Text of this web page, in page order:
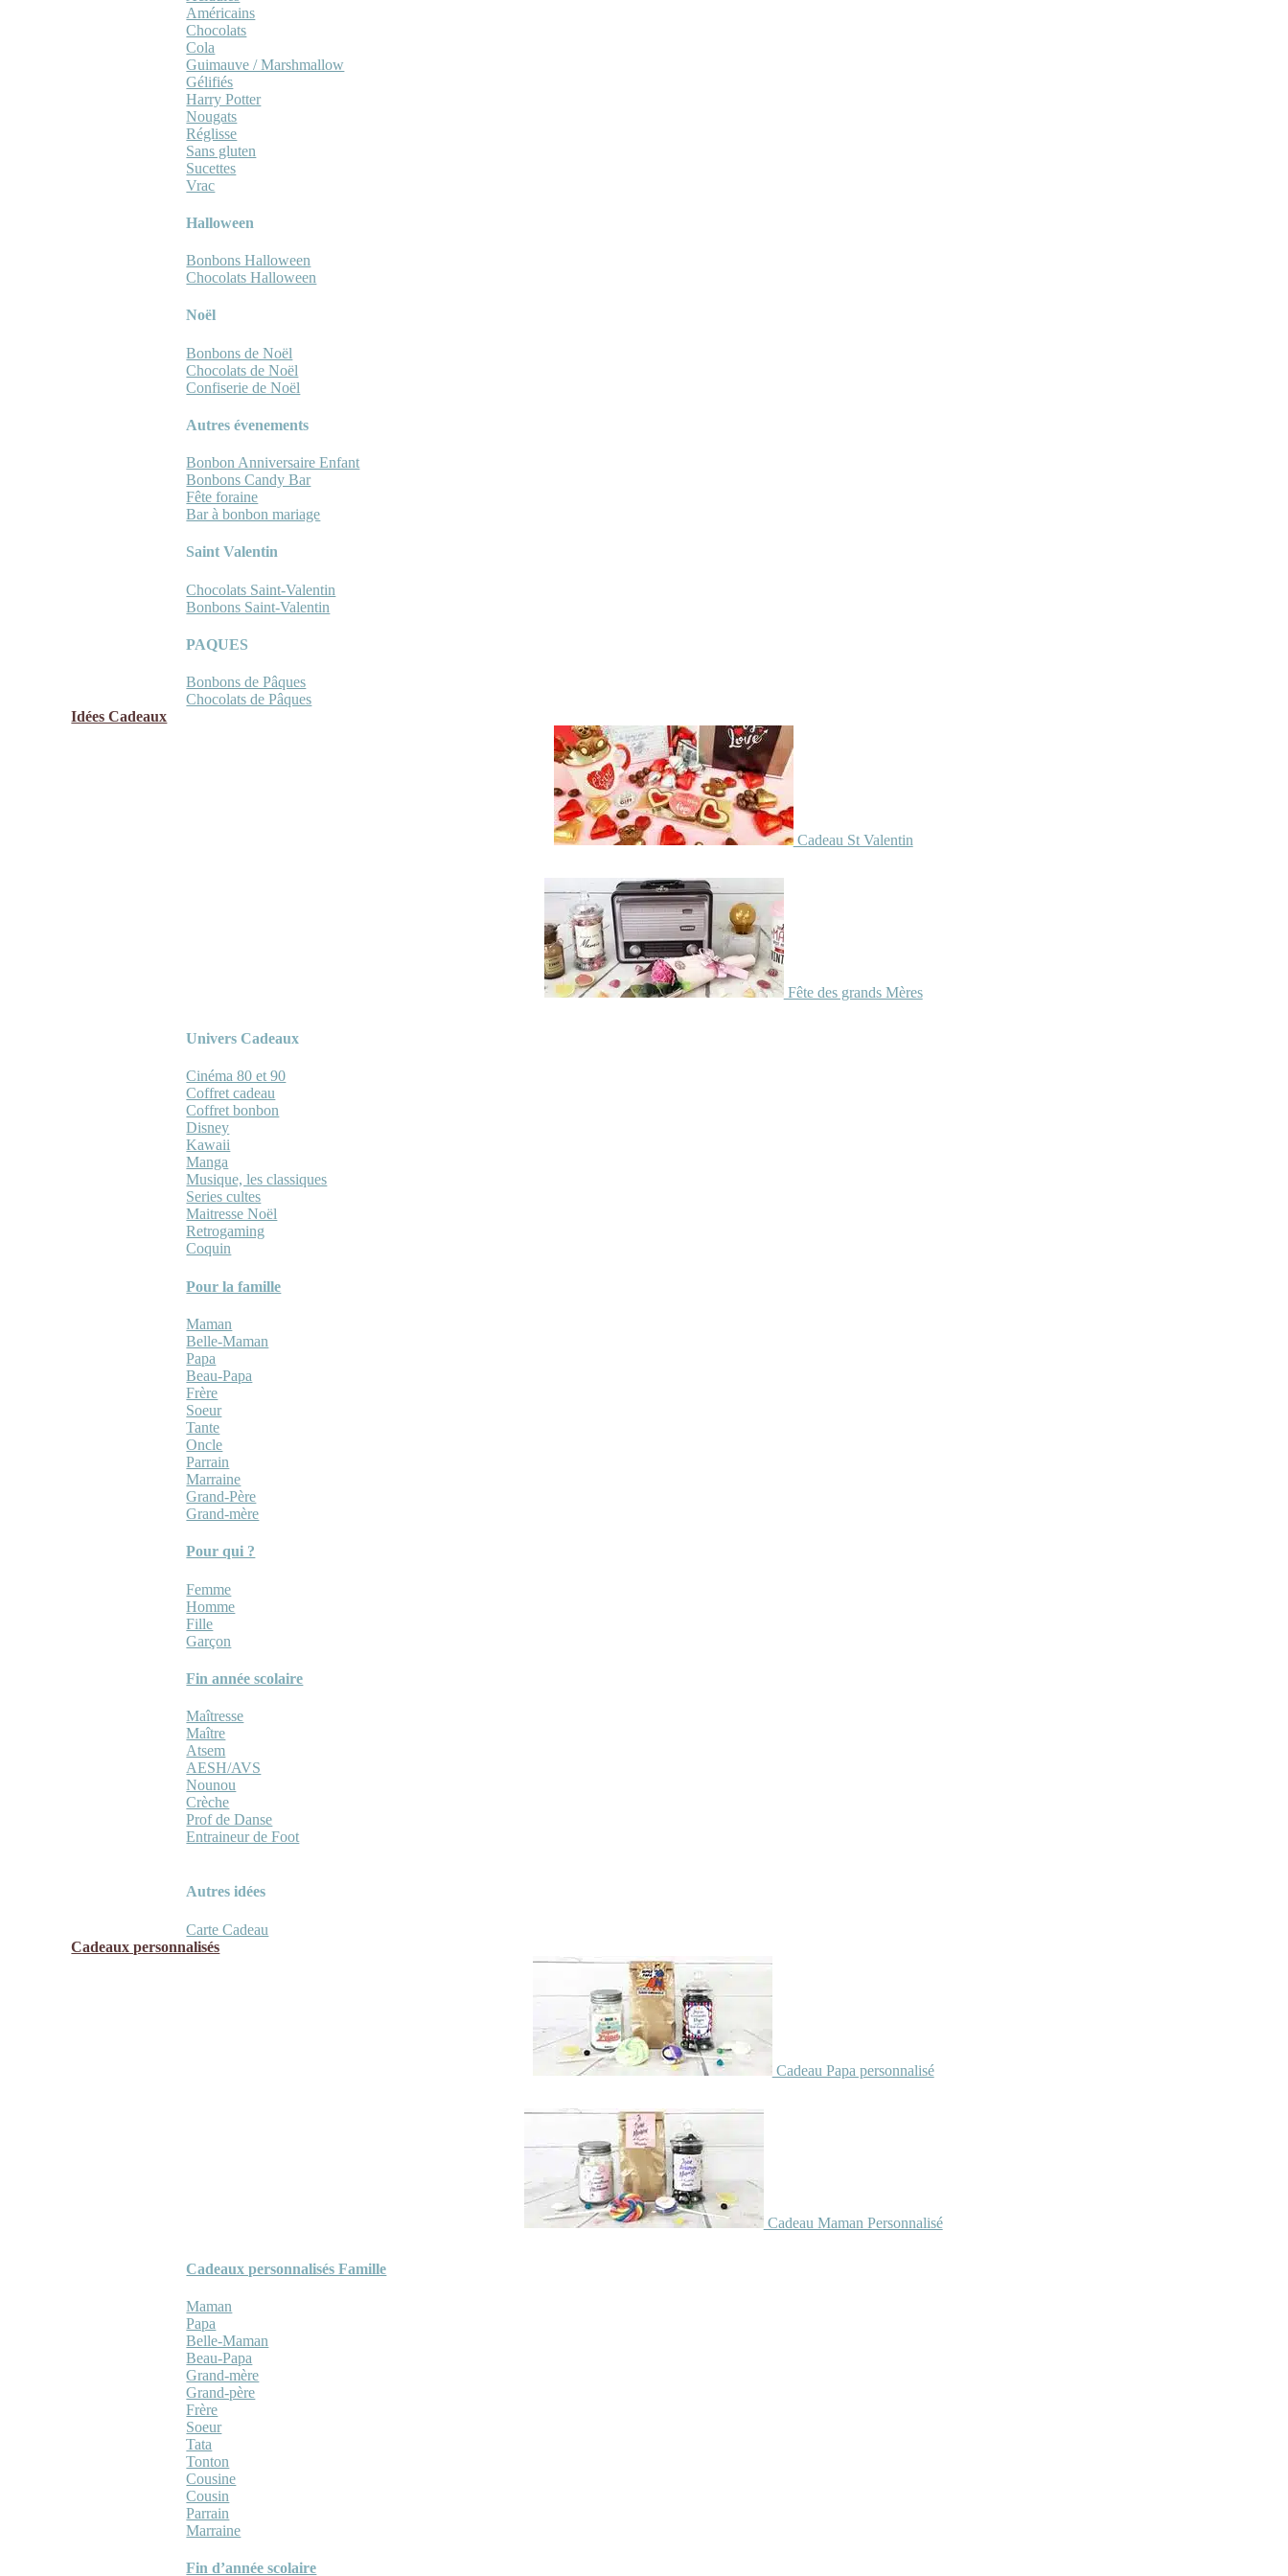
Américains
Chocolats
Cola
Guimauve / Marshmallow
Gélifiés
Harry Potter
Nougats
Réglisse
Sans gluten
Sucettes
Vrac
Halloween
Bonbons Halloween
Chocolats Halloween
Noël
Bonbons de Noël
Chocolats de Noël
Confiserie de Noël
Autres évenements
Bonbon Anniversaire Enfant
Bonbons Candy Bar
Fête foraine
Bar à bonbon mariage
Saint Valentin
Chocolats Saint-Valentin
Bonbons Saint-Valentin
PAQUES
Bonbons de Pâques
Chocolats de Pâques
Idées Cadeaux
Cadeau St Valentin
Fête des grands Mères
Univers Cadeaux
Cinéma 80 et 90
Coffret cadeau
Coffret bonbon
Disney
Kawaii
Manga
Musique, les classiques
Series cultes
Maitresse Noël
Retrogaming
Coquin
Pour la famille
Maman
Belle-Maman
Papa
Beau-Papa
Frère
Soeur
Tante
Oncle
Parrain
Marraine
Grand-Père
Grand-mère
Pour qui ?
Femme
Homme
Fille
Garçon
Fin année scolaire
Maîtresse
Maître
Atsem
AESH/AVS
Nounou
Crèche
Prof de Danse
Entraineur de Foot
Autres idées
Carte Cadeau
Cadeaux personnalisés
Cadeau Papa personnalisé
Cadeau Maman Personnalisé
Cadeaux personnalisés Famille
Maman
Papa
Belle-Maman
Beau-Papa
Grand-mère
Grand-père
Frère
Soeur
Tata
Tonton
Cousine
Cousin
Parrain
Marraine
Fin d’année scolaire